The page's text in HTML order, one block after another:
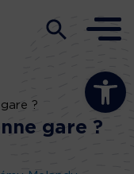
Ouvrir la
?
gare ?